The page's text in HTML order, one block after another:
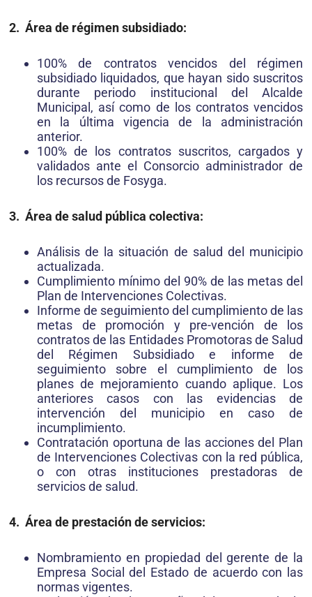
2. Área de régimen subsidiado:
100% de contratos vencidos del régimen
subsidiado liquidados, que hayan sido suscritos
durante periodo institucional del Alcalde
Municipal, así como de los contratos vencidos
en la última vigencia de la administración
anterior.
100% de los contratos suscritos, cargados y
validados ante el Consorcio administrador de
los recursos de Fosyga.
3. Área de salud pública colectiva:
Análisis de la situación de salud del municipio
actualizada.
Cumplimiento mínimo del 90% de las metas del
Plan de Intervenciones Colectivas.
Informe de seguimiento del cumplimiento de las
metas de promoción y pre-vención de los
contratos de las Entidades Promotoras de Salud
del Régimen Subsidiado e informe de
seguimiento sobre el cumplimiento de los
planes de mejoramiento cuando aplique. Los
anteriores casos con las evidencias de
intervención del municipio en caso de
incumplimiento.
Contratación oportuna de las acciones del Plan
de Intervenciones Colectivas con la red pública,
o con otras instituciones prestadoras de
servicios de salud.
4. Área de prestación de servicios:
Nombramiento en propiedad del gerente de la
Empresa Social del Estado de acuerdo con las
normas vigentes.